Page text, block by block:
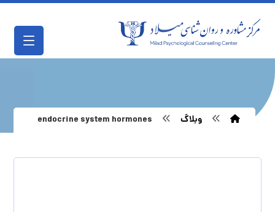
وبلاگ endocrine system hormones